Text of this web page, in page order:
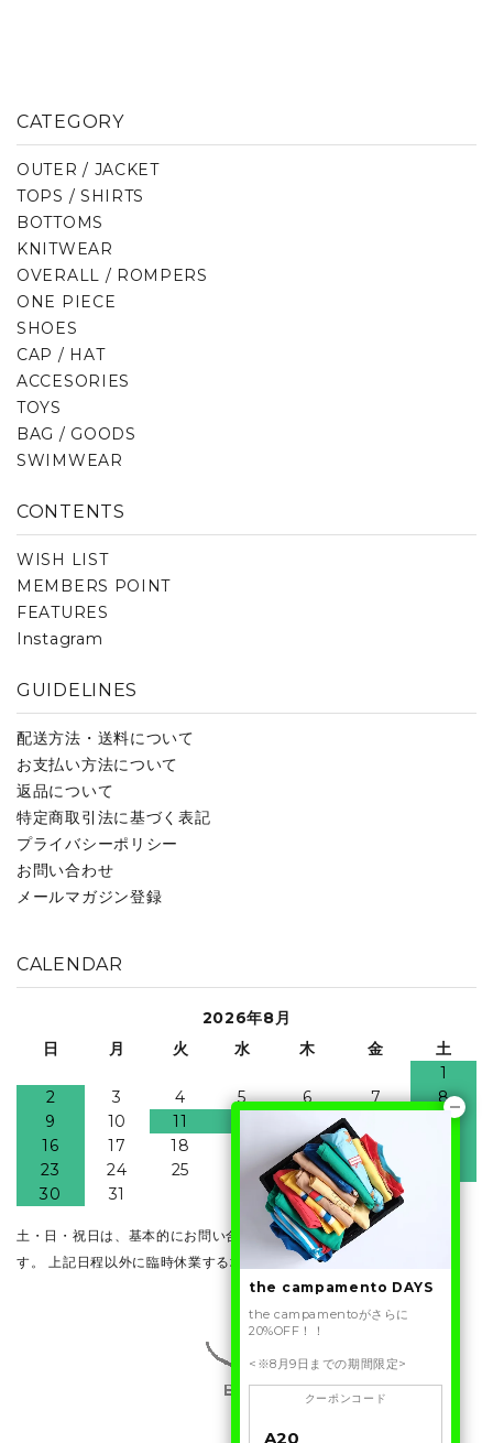
CATEGORY
OUTER / JACKET
TOPS / SHIRTS
BOTTOMS
KNITWEAR
OVERALL / ROMPERS
ONE PIECE
SHOES
CAP / HAT
ACCESORIES
TOYS
BAG / GOODS
SWIMWEAR
CONTENTS
WISH LIST
MEMBERS POINT
FEATURES
Instagram
GUIDELINES
配送方法・送料について
お支払い方法について
返品について
特定商取引法に基づく表記
プライバシーポリシー
お問い合わせ
メールマガジン登録
CALENDAR
2026年8月
日
月 火 水 木 金
土
1
2
3 4 5 6 7
8
9
10 11
15
16
17 18 20 21
23
24 25 26 27 28
30
31
土・日・祝日は、基本的にお問い合わせ・発送業務はお休みとなりま
す。 上記日程以外に臨時休業する場合がございます。
the campamento DAYS
the campamentoがさらに
20%OFF！！
<※8月9日までの期間限定>
クーポンコード